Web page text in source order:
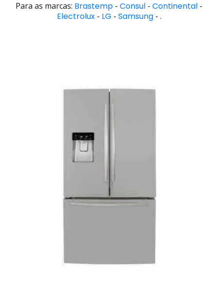
Para as marcas: Brastemp - Consul - Continental -
Electrolux- LG - Samsung- .